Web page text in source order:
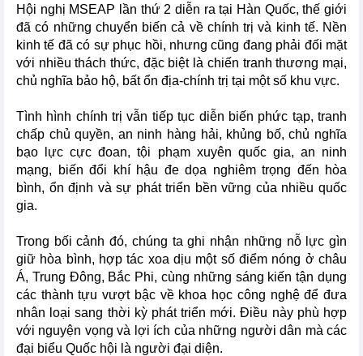
Hội nghị MSEAP lần thứ 2 diễn ra tại Hàn Quốc, thế giới
đã có những chuyển biến cả về chính trị và kinh tế. Nền
kinh tế đã có sự phục hồi, nhưng cũng đang phải đối mặt
với nhiều thách thức, đặc biệt là chiến tranh thương mại,
chủ nghĩa bảo hộ, bất ổn địa-chính trị tại một số khu vực.
Tình hình chính trị vẫn tiếp tục diễn biến phức tạp, tranh
chấp chủ quyền, an ninh hàng hải, khủng bố, chủ nghĩa
bạo lực cực đoan, tội phạm xuyên quốc gia, an ninh
mạng, biến đổi khí hậu đe dọa nghiêm trọng đến hòa
bình, ổn định và sự phát triển bền vững của nhiều quốc
gia.
Trong bối cảnh đó, chúng ta ghi nhận những nỗ lực gìn
giữ hòa bình, hợp tác xoa dịu một số điểm nóng ở châu
Á, Trung Đông, Bắc Phi, cùng những sáng kiến tận dụng
các thành tựu vượt bậc về khoa học công nghệ để đưa
nhân loại sang thời kỳ phát triển mới. Điều này phù hợp
với nguyện vọng và lợi ích của những người dân mà các
đại biểu Quốc hội là người đại diện.